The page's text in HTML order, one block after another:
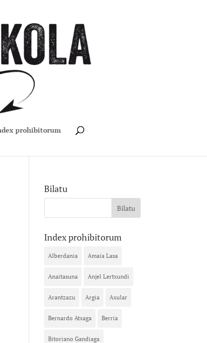
prohibitorum
Bilatu
Index prohibitorum
Alberdania Amaia Lasa
Anaitasuna Anjel Lertxundi
Arantzazu Argia Axular
Bernardo Atxaga Berria
Bitoriano Gandiaga